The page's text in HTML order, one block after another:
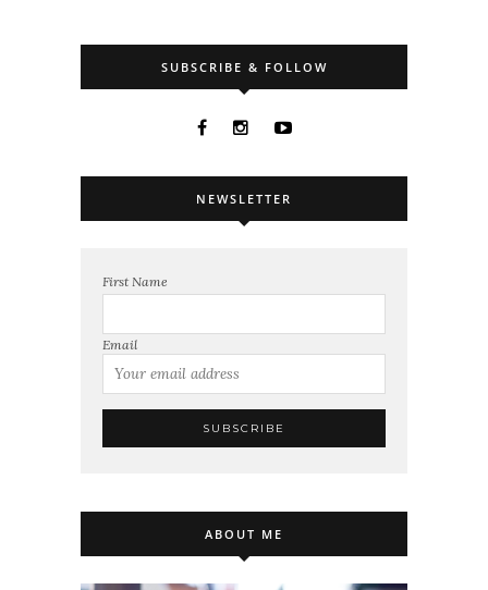
SUBSCRIBE & FOLLOW
NEWSLETTER
First Name
Email
ABOUT ME